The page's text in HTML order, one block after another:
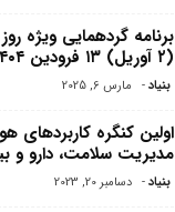
برنامه گردهمایی ویژه
(۲ آوریل) ۱۳ فرودین ۱۴۰۴
بنیاد - مارس 6, 2025
اولین کنگره
مدیریت سلامت، دارو و
بنیاد - دسامبر 20, 2023